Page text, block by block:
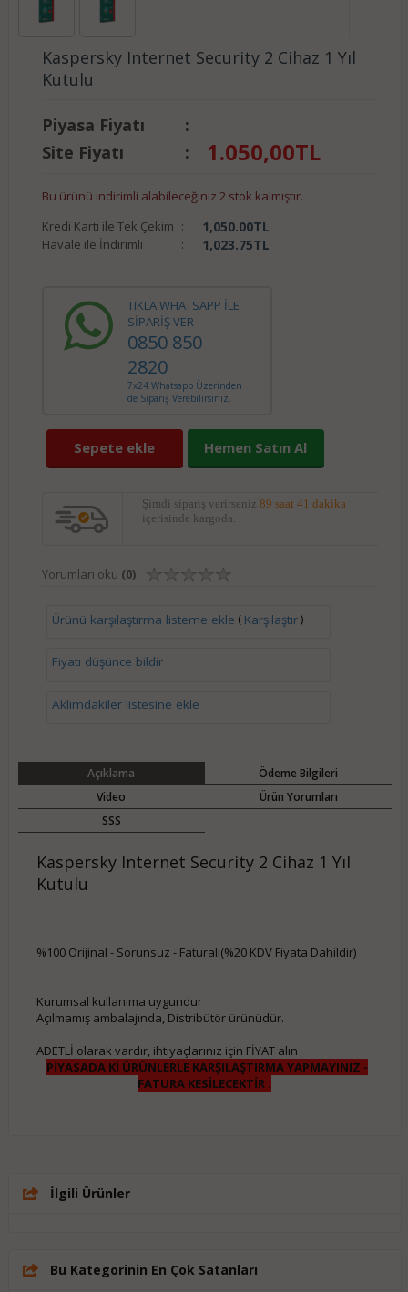
Kaspersky Internet Security 2 Cihaz 1 Yıl
Kutulu
Piyasa Fiyatı
:
Site Fiyatı
: 1.050,00TL
Bu ürünü indirimli alabileceğiniz 2 stok kalmıştır.
Kredi Kartı ile Tek Çekim : 1,050.00TL
Havale ile İndirimli : 1,023.75TL
TIKLA WHATSAPP İLE
SİPARİŞ VER
0850 850
2820
7x24 Whatsapp Üzerinden
de Sipariş Verebilirsiniz.
Sepete ekle Hemen Satın Al
Şimdi sipariş verirseniz 89 saat 41 dakika
içerisinde kargoda.
Yorumları oku (0)
Ürünü karşılaştırma listeme ekle ( Karşılaştır)
Fiyatı düşünce bildir
Aklımdakiler listesine ekle
Açıklama
Ödeme Bilgileri
Video
Ürün Yorumları
SSS
Kaspersky Internet Security 2 Cihaz 1 Yıl
Kutulu
%100 Orijinal - Sorunsuz - Faturalı(%20 KDV Fiyata Dahildir)
Kurumsal kullanıma uygundur
Açılmamış ambalajında, Distribütör ürünüdür.
ADETLİ olarak vardır, ihtiyaçlarınız için FİYAT alın
PİYASADA Kİ ÜRÜNLERLE KARŞILAŞTIRMA YAPMAYINIZ -
FATURA KESİLECEKTİR .
İlgili Ürünler
Bu Kategorinin En Çok Satanları